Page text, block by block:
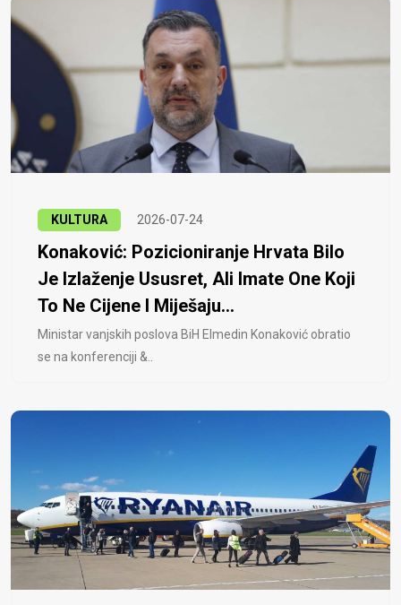
KULTURA 2026-07-24
Konaković: Pozicioniranje Hrvata Bilo
Je Izlaženje Ususret, Ali Imate One Koji
To Ne Cijene I Miješaju...
Ministar vanjskih poslova BiH Elmedin Konaković obratio
se na konferenciji &..